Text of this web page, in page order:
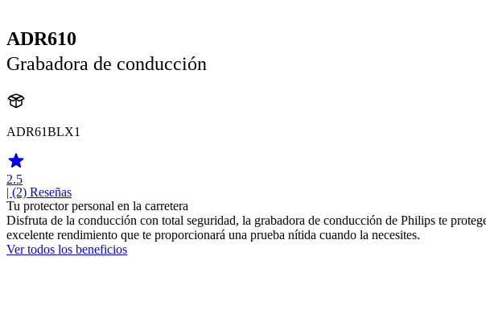
ADR610
Grabadora de conducción
ADR61BLX1
2.5
| (2) Reseñas
Tu protector personal en la carretera
Disfruta de la conducción con total seguridad, la grabadora de conducción de Philips te
excelente rendimiento que te proporcionará una prueba nítida cuando la necesites.
Ver todos los beneficios